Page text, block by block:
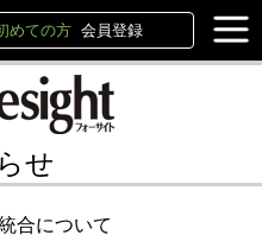
めての方 会員登録
せ
合について